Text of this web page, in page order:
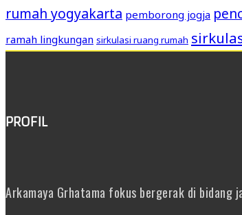
rumah yogyakarta pemborong jogja
ramah lingkungan sirkulasi ruang rumah
PROFIL
Arkamaya Grhatama fokus bergerak di bidang